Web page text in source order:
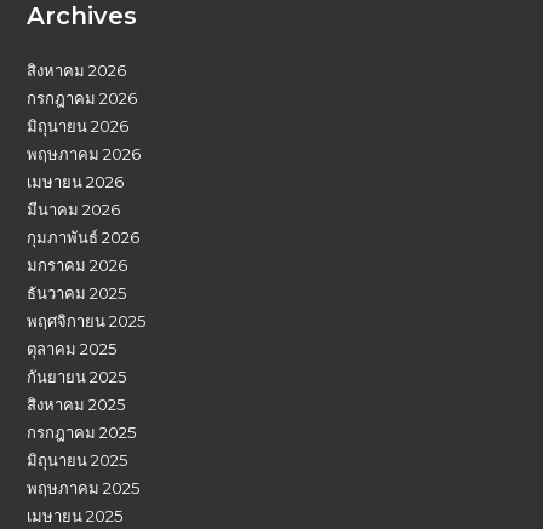
Archives
สิงหาคม 2026
กรกฎาคม 2026
มิถุนายน 2026
พฤษภาคม 2026
เมษายน 2026
มีนาคม 2026
กุมภาพันธ์ 2026
มกราคม 2026
ธันวาคม 2025
พฤศจิกายน 2025
ตุลาคม 2025
กันยายน 2025
สิงหาคม 2025
กรกฎาคม 2025
มิถุนายน 2025
พฤษภาคม 2025
เมษายน 2025